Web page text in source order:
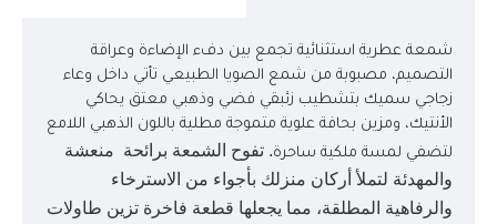
شمعة عطرية استثنائية تجمع بين دفء الإضاءة وعراقة
التصميم، مصبوبة من شمع الصويا الطبيعي تأتي داخل وعاء
زجاجي سميك بتشطيب زئبقي فضي وذهبي معتق يحاكي
الأنتيك، ومزين بحافة علوية متموجة مطلية باللون الذهبي اللامع
لتضفي لمسة ملكية ساحرة. تفوح الشمعة برائحة منعشة
والمهدئة لتملأ أركان منزلك بأجواء من الاسترخاء
والرفاهية المطلقة، مما يجعلها قطعة فاخرة تزين طاولات